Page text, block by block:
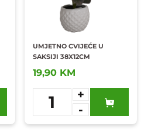
UMJETNO CVIJEĆE U
SAKSIJI 38X12CM
19,90 KM
1
+
-
Dodaj u
omiljene